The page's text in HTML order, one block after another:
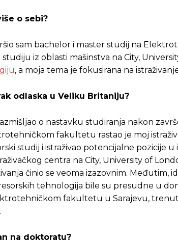
o sebi?
sam bachelor i master studij na
iz oblasti mašinstva na City,
, a moja tema je fokusirana na
odlaska u Veliku Britaniju?
o nastavku studiranja nakon
fakultetu rastao je moj
studij i istraživao potencijalne pozicije
centra na City, University of
činio se veoma izazovnim. Međutim,
tehnologija bile su presudne u
fakultetu u Sarajevu,
na doktoratu?